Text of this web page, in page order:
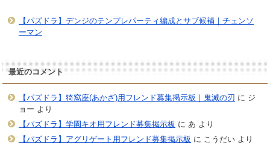
【パズドラ】デンジのテンプレパーティ編成とサブ候補｜チェンソ
ーマン
最近のコメント
【パズドラ】猗窩座(あかざ)用フレンド募集掲示板｜鬼滅の刃 に ジ
ョー より
【パズドラ】学園キオ用フレンド募集掲示板 に あ より
【パズドラ】アグリゲート用フレンド募集掲示板 に こうだいより